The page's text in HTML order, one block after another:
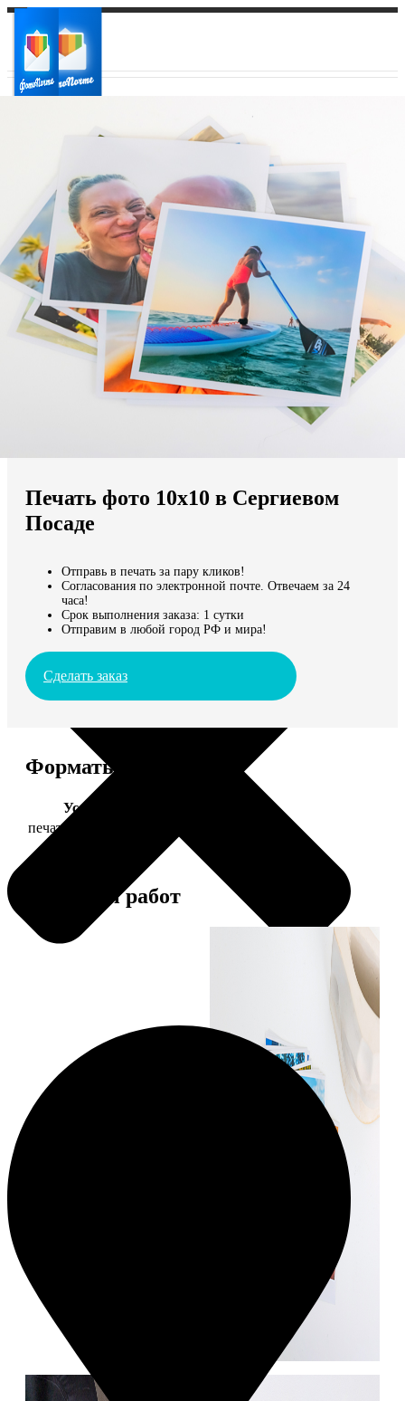
Ваш регион доставки
Выберите из списка:
Мы доставляем по всему миру
Продолжить без города
Печать фото 10х10 в Сергиевом
Посаде
Отправь в печать за пару кликов!
Согласования по электронной почте. Отвечаем за 24
часа!
Срок выполнения заказа: 1 сутки
Отправим в любой город РФ и мира!
Сделать заказ
Форматы и цены
Услуга
печать фото 10х10
Примеры работ